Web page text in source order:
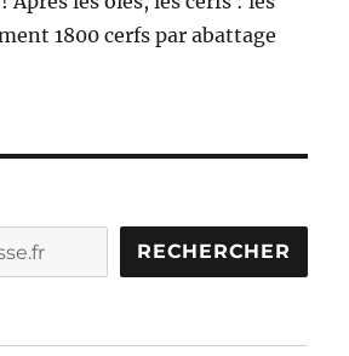
1800 cerfs par abattage
RECHERCHER